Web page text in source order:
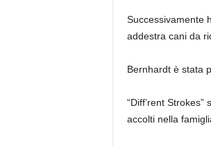
Successivamente
addestra cani da
Bernhardt è stata
“Diff’rent
accolti nella